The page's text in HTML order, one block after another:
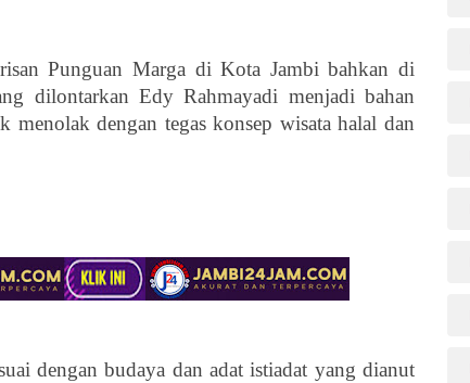
Punguan Marga di Kota Jambi bahkan di
dilontarkan Edy Rahmayadi menjadi bahan
menolak dengan tegas konsep wisata halal dan
dengan budaya dan adat istiadat yang dianut